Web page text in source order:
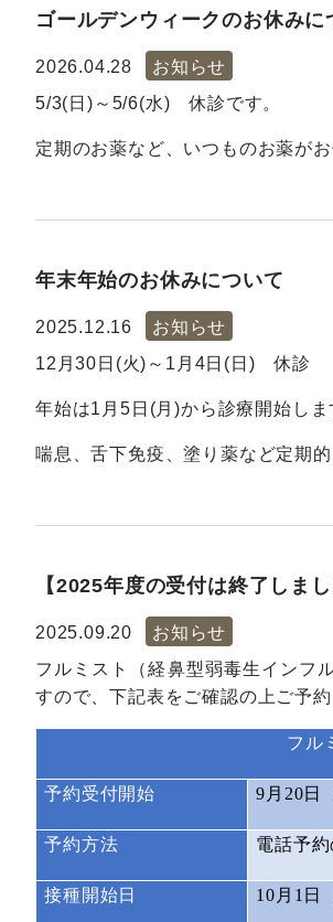
ゴールデンウィークのお休みに
2026.04.28
お知らせ
5/3(日)～5/6(水) 休診です。
定期のお薬など、いつものお薬が
年末年始のお休みについて
2025.12.16
お知らせ
12月30日(火)～1月4日(日) 休診
年始は1月5日(月)から診療開始しま
喘息、舌下免疫、塗り薬など定期
【2025年度の受付は終了しま
2025.09.20
お知らせ
フルミスト（経鼻型弱毒生インフ
すので、下記表をご確認の上ご予約
フル
予約受付開始 9 月 20日
予約方法 電話予約
接種開始日 10 月 1 日